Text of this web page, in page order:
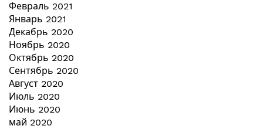
Февраль 2021
Январь 2021
Декабрь 2020
Ноябрь 2020
Октябрь 2020
Сентябрь 2020
Август 2020
Июль 2020
Июнь 2020
май 2020